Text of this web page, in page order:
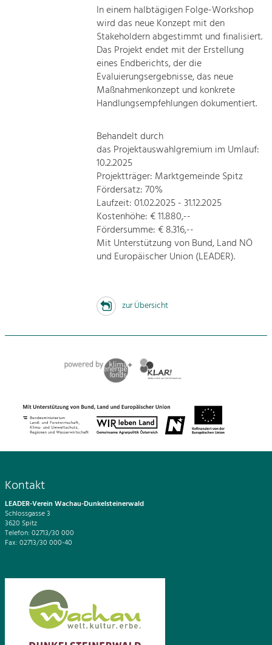
In einem halbtägigen Folge-Workshop
wird das neue Konzept mit den
Stakeholdern abgestimmt und finalisiert.
Das Projekt endet mit der Erstellung
eines Endberichts, der die
Evaluierungsergebnisse, das neue
Maßnahmenkonzept und konkrete
Handlungsempfehlungen dokumentiert.
Behandelt durch
das Projektauswahlgremium im Umlauf:
10.2.2025
Projektträger: Marktgemeinde Spitz
Fördersatz: 70%
Laufzeit: 01.02.2025 - 31.12.2025
Kostenhöhe: € 11.880,--
Fördersumme: € 8.316,--
Mit Unterstützung von Bund, Land NÖ
und Europäischer Union (LEADER).
zur Übersicht
Kontakt
LEADER-Verein Wachau-Dunkelsteinerwald
Schlossgasse 3
3620 Spitz
Telefon: 02713/30 000
Fax: 02713/30 000-40